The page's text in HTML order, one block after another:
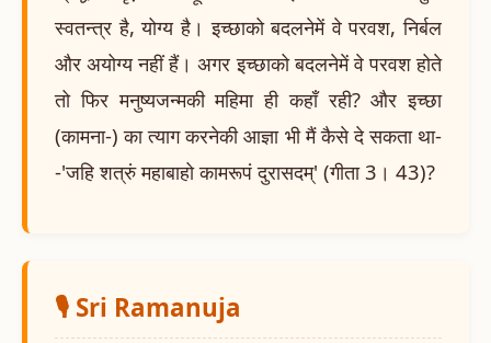
स्वतन्त्र है, योग्य है। इच्छाको बदलनेमें वे परवश, निर्बल
और अयोग्य नहीं हैं। अगर इच्छाको बदलनेमें वे परवश होते
तो फिर मनुष्यजन्मकी महिमा ही कहाँ रही? और इच्छा
(कामना-) का त्याग करनेकी आज्ञा भी मैं कैसे दे सकता था-
-'जहि शत्रुं महाबाहो कामरूपं दुरासदम्' (गीता 3। 43)?
🎙️ Sri Ramanuja